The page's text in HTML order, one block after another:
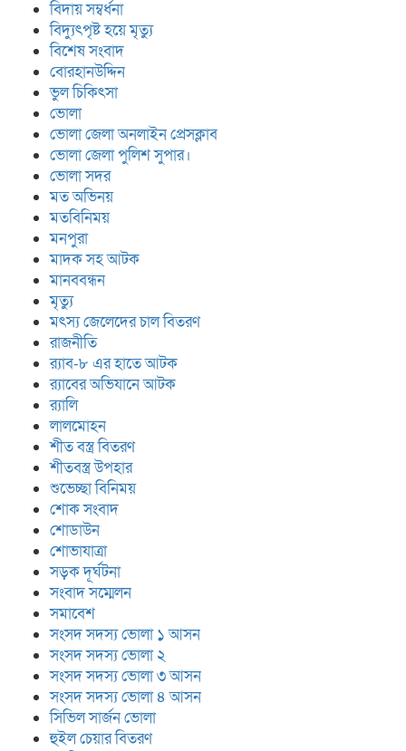
বিদায় সম্বর্ধনা
বিদ্যুৎপৃষ্ট হয়ে মৃত্যু
বিশেষ সংবাদ
বোরহানউদ্দিন
ভুল চিকিৎসা
ভোলা
ভোলা জেলা অনলাইন প্রেসক্লাব
ভোলা জেলা পুলিশ সুপার।
ভোলা সদর
মত অভিনয়
মতবিনিময়
মনপুরা
মাদক সহ আটক
মানববন্ধন
মৃত্যু
মৎস্য জেলেদের চাল বিতরণ
রাজনীতি
র‍্যাব-৮ এর হাতে আটক
র‍্যাবের অভিযানে আটক
র‍্যালি
লালমোহন
শীত বস্ত্র বিতরণ
শীতবস্ত্র উপহার
শুভেচ্ছা বিনিময়
শোক সংবাদ
শোডাউন
শোভাযাত্রা
সড়ক দূর্ঘটনা
সংবাদ সম্মেলন
সমাবেশ
সংসদ সদস্য ভোলা ১ আসন
সংসদ সদস্য ভোলা ২
সংসদ সদস্য ভোলা ৩ আসন
সংসদ সদস্য ভোলা ৪ আসন
সিভিল সার্জন ভোলা
হুইল চেয়ার বিতরণ